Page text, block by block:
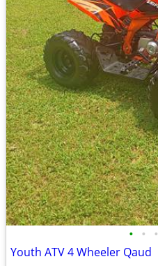
• • •
Youth ATV 4 Wheeler Qaud